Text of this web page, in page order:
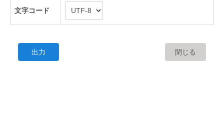
文字コード